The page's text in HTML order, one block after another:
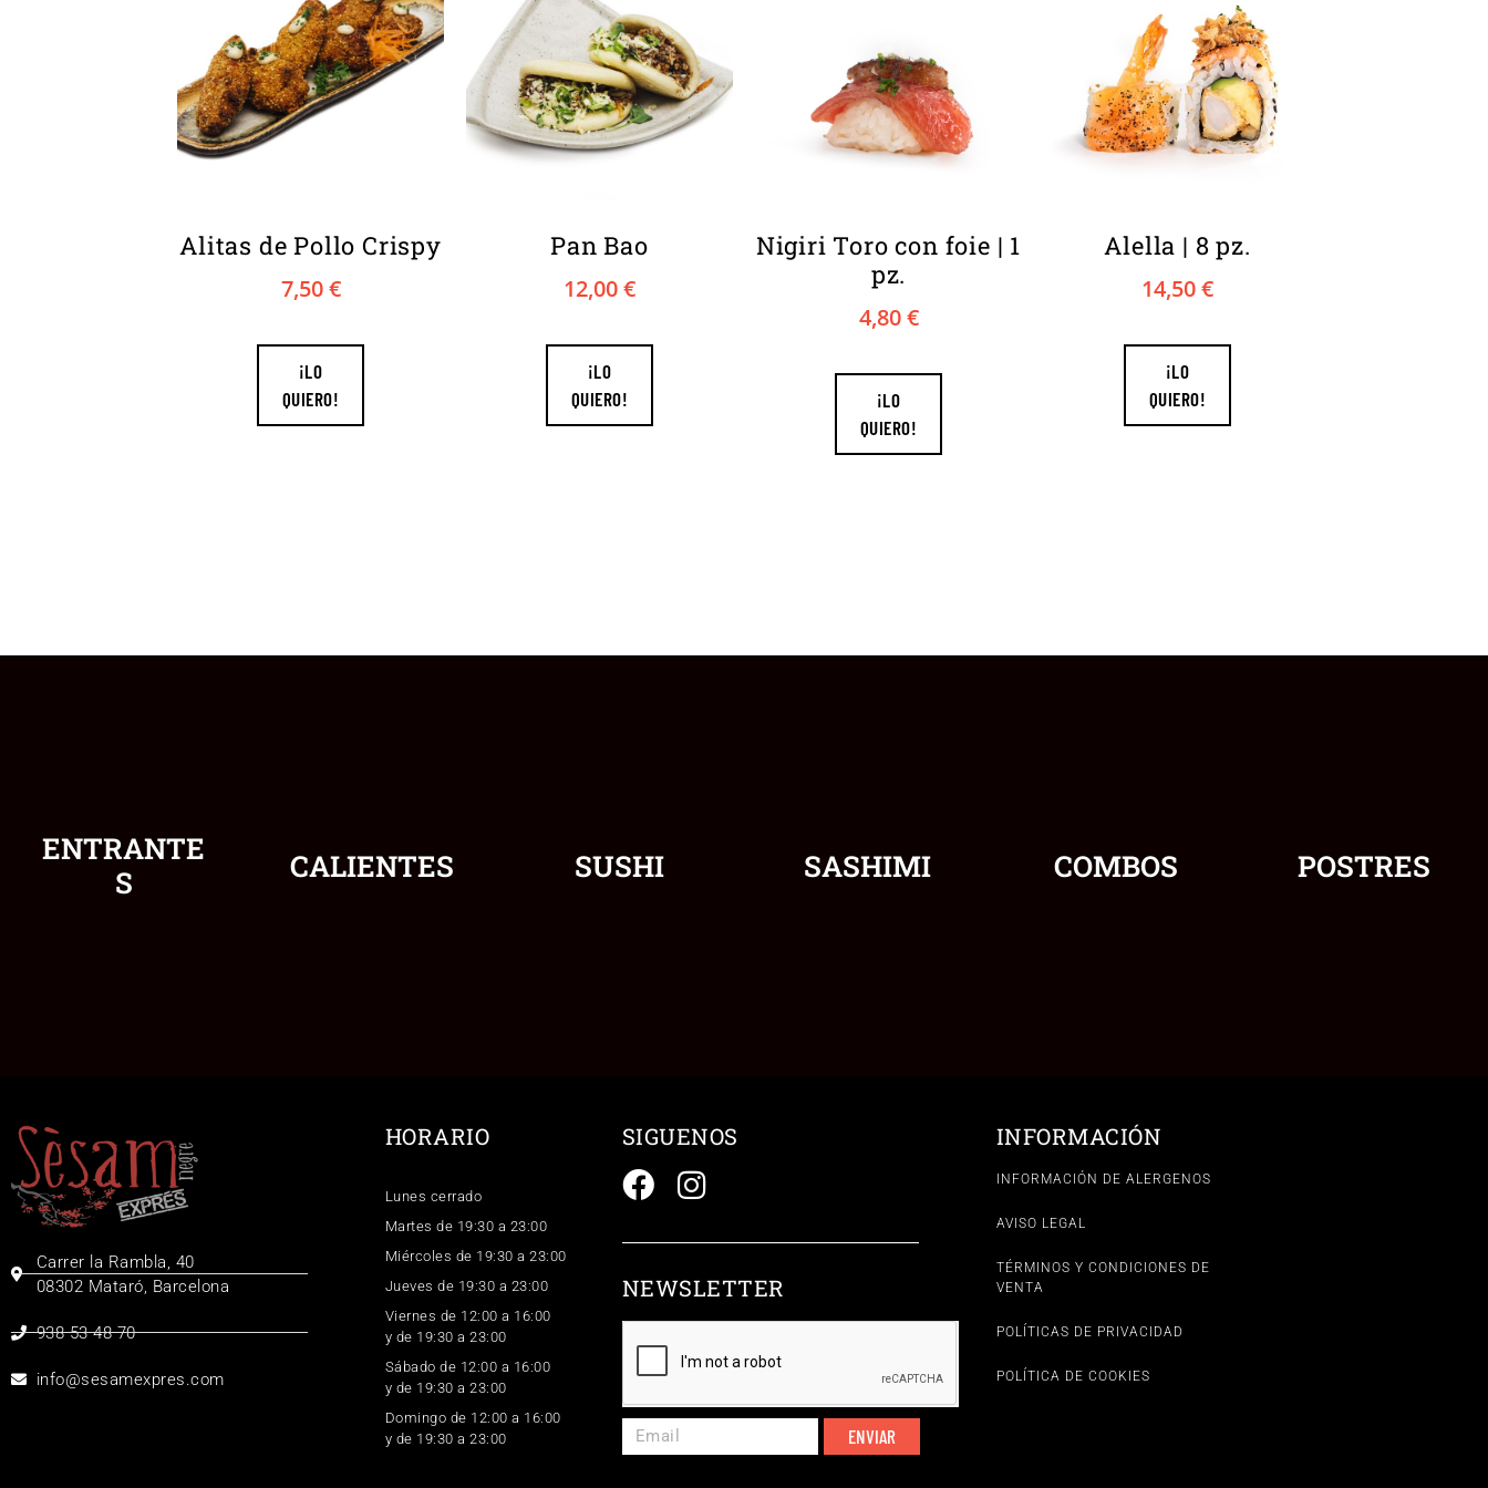
Alitas de Pollo Crispy
7,50€
¡LO
QUIERO!
Pan Bao
12,00€
¡LO
QUIERO!
Nigiri Toro con foie | 1
pz.
4,80€
¡LO
QUIERO!
Alella | 8 pz.
14,50€
¡LO
QUIERO!
ENTRANTE
S
CALIENTES SUSHI SASHIMI COMBOS POSTRES
Carrer la Rambla, 40
08302 Mataró, Barcelona
938 53 48 70
info@sesamexpres.com
HORARIO
Lunes cerrado
Martes de 19:30 a 23:00
Miércoles de 19:30 a 23:00
Jueves de 19:30 a 23:00
Viernes de 12:00 a 16:00
y de 19:30 a 23:00
Sábado de 12:00 a 16:00
y de 19:30 a 23:00
Domingo de 12:00 a 16:00
y de 19:30 a 23:00
SIGUENOS
NEWSLETTER
ENVIAR
INFORMACIÓN
INFORMACIÓN DE ALERGENOS
AVISO LEGAL
TÉRMINOS Y CONDICIONES DE
VENTA
POLÍTICAS DE PRIVACIDAD
POLÍTICA DE COOKIES